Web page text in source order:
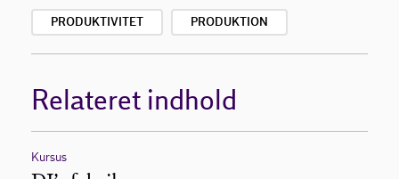
PRODUKTIVITET PRODUKTION
Relateret indhold
Kursus